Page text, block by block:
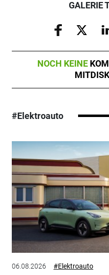
GALERIE
NOCH KEINE
#Elektroauto
06.08.2026 #Elektroauto